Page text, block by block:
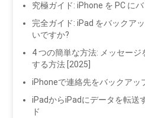
究極ガイド: iPhone を PC に
完全ガイド: iPad をバックア
いですか?
4 つの簡単な方法: メッセー
する方法 [2025]
iPhoneで連絡先をバックアッ
iPadからiPadにデータを転送
ド